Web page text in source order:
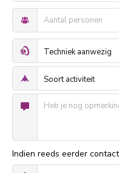
Indien reeds eerder